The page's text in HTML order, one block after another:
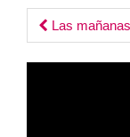
Post
Las mañanas